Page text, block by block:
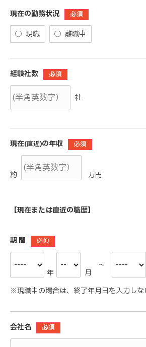
現在の勤務状況 必須
現職 離職中
経験社数 必須
社
現在(直近)の年収 必須
約 万円
【現在または直近の職歴】
期 間 必須
年 月
～
※現職中の場合は、終了年月日を入力しな
会社名 必須